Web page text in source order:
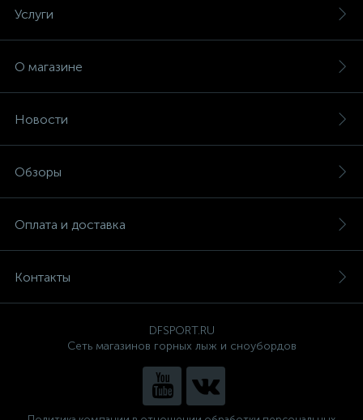
Услуги
О магазине
Новости
Обзоры
Оплата и доставка
Контакты
DFSPORT.RU
Сеть магазинов горных лыж и сноубордов